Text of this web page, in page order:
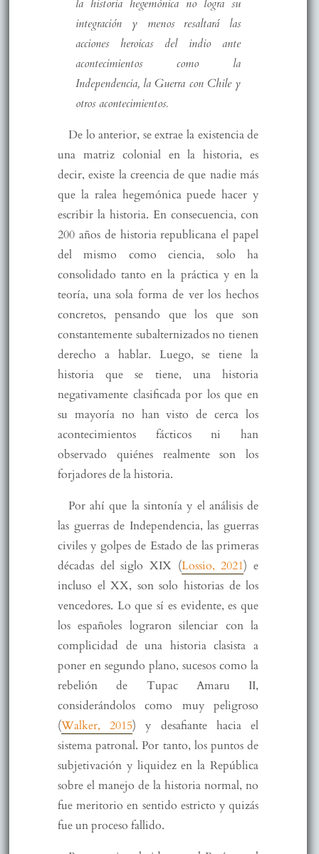
la historia hegemónica no logra su
integración y menos resaltará las
acciones heroicas del indio ante
acontecimientos como la
Independencia, la Guerra con Chile y
otros acontecimientos.
De lo anterior, se extrae la existencia de
una matriz colonial en la historia, es
decir, existe la creencia de que nadie más
que la ralea hegemónica puede hacer y
escribir la historia. En consecuencia, con
200 años de historia republicana el papel
del mismo como ciencia, solo ha
consolidado tanto en la práctica y en la
teoría, una sola forma de ver los hechos
concretos, pensando que los que son
constantemente subalternizados no tienen
derecho a hablar. Luego, se tiene la
historia que se tiene, una historia
negativamente clasificada por los que en
su mayoría no han visto de cerca los
acontecimientos fácticos ni han
observado quiénes realmente son los
forjadores de la historia.
Por ahí que la sintonía y el análisis de
las guerras de Independencia, las guerras
civiles y golpes de Estado de las primeras
décadas del siglo XIX (Lossio, 2021) e
incluso el XX, son solo historias de los
vencedores. Lo que sí es evidente, es que
los españoles lograron silenciar con la
complicidad de una historia clasista a
poner en segundo plano, sucesos como la
rebelión de Tupac Amaru II,
considerándolos como muy peligroso
(Walker, 2015) y desafiante hacia el
sistema patronal. Por tanto, los puntos de
subjetivación y liquidez en la República
sobre el manejo de la historia normal, no
fue meritorio en sentido estricto y quizás
fue un proceso fallido.